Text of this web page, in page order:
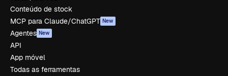
Conteúdo de stock
MCP para Claude/ChatGPT New
Agentes New
API
App móvel
Todas as ferramentas